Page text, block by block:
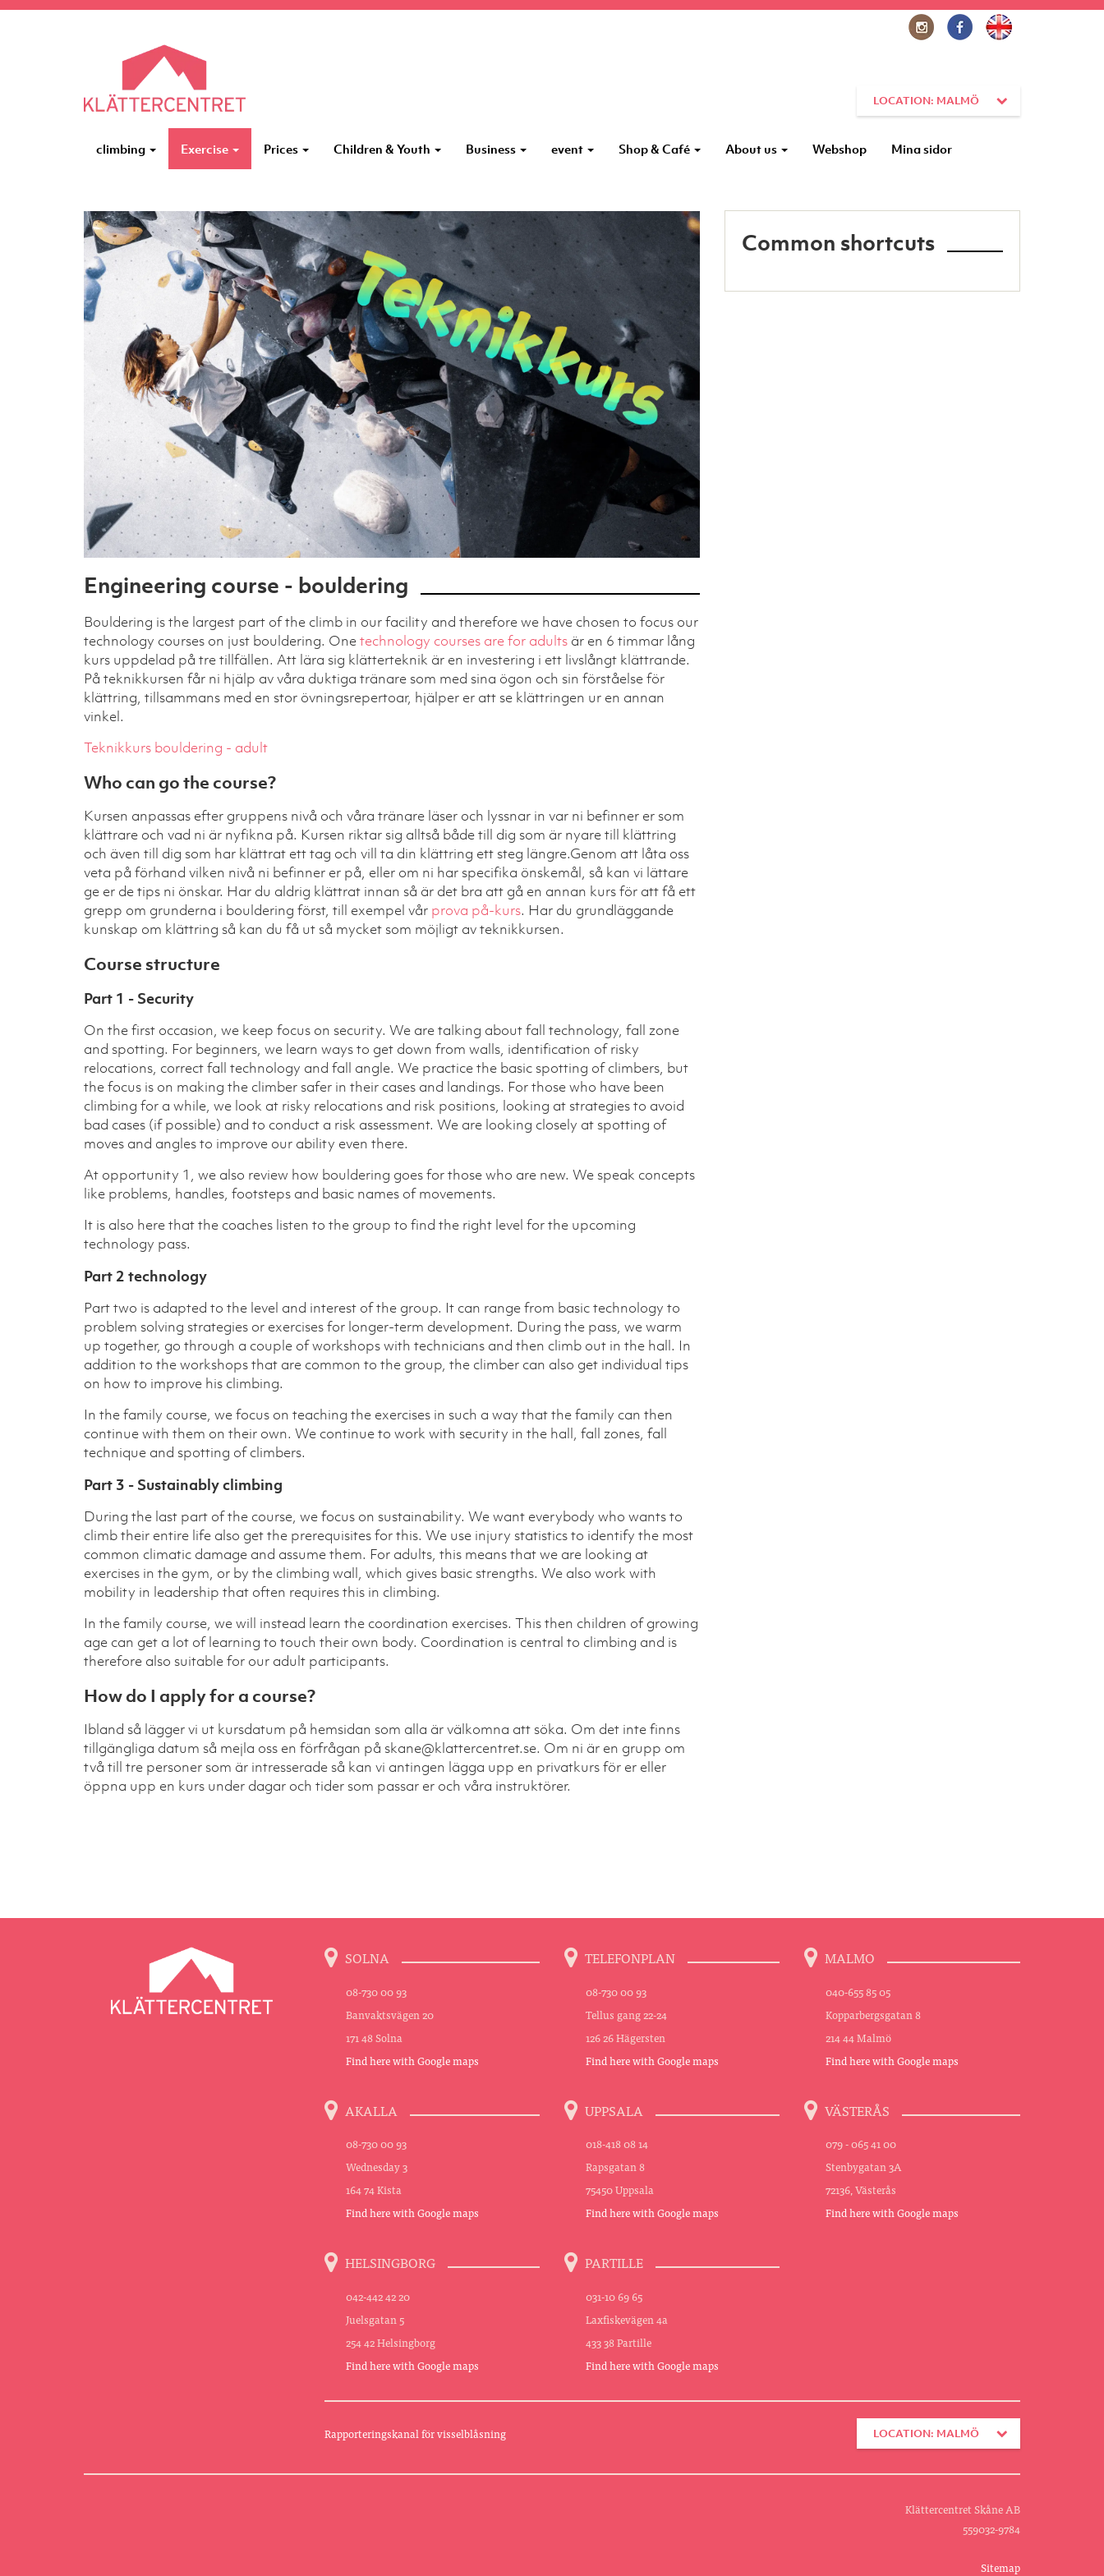
LOCATION: MALMÖ
climbing Exercise Prices Children & Youth Business event Shop & Café About us Webshop Mina sidor
Engineering course - bouldering
Bouldering is the largest part of the climb in our facility and therefore we have chosen to focus our
technology courses on just bouldering. Onetechnology courses are for adults är en 6 timmar lång
kurs uppdelad på tre tillfällen. Att lära sig klätterteknik är en investering i ett livslångt klättrande.
På teknikkursen får ni hjälp av våra duktiga tränare som med sina ögon och sin förståelse för
klättring, tillsammans med en stor övningsrepertoar, hjälper er att se klättringen ur en annan
vinkel.
Teknikkurs bouldering - adult
Who can go the course?
Kursen anpassas efter gruppens nivå och våra tränare läser och lyssnar in var ni befinner er som
klättrare och vad ni är nyfikna på. Kursen riktar sig alltså både till dig som är nyare till klättring
och även till dig som har klättrat ett tag och vill ta din klättring ett steg längre.Genom att låta oss
veta på förhand vilken nivå ni befinner er på, eller om ni har specifika önskemål, så kan vi lättare
ge er de tips ni önskar. Har du aldrig klättrat innan så är det bra att gå en annan kurs för att få ett
grepp om grunderna i bouldering först, till exempel vår prova på-kurs. Har du grundläggande
kunskap om klättring så kan du få ut så mycket som möjligt av teknikkursen.
Course structure
Part 1 - Security
On the first occasion, we keep focus on security. We are talking about fall technology, fall zone
and spotting. For beginners, we learn ways to get down from walls, identification of risky
relocations, correct fall technology and fall angle. We practice the basic spotting of climbers, but
the focus is on making the climber safer in their cases and landings. For those who have been
climbing for a while, we look at risky relocations and risk positions, looking at strategies to avoid
bad cases (if possible) and to conduct a risk assessment. We are looking closely at spotting of
moves and angles to improve our ability even there.
At opportunity 1, we also review how bouldering goes for those who are new. We speak concepts
like problems, handles, footsteps and basic names of movements.
It is also here that the coaches listen to the group to find the right level for the upcoming
technology pass.
Part 2 technology
Part two is adapted to the level and interest of the group. It can range from basic technology to
problem solving strategies or exercises for longer-term development. During the pass, we warm
up together, go through a couple of workshops with technicians and then climb out in the hall. In
addition to the workshops that are common to the group, the climber can also get individual tips
on how to improve his climbing.
In the family course, we focus on teaching the exercises in such a way that the family can then
continue with them on their own. We continue to work with security in the hall, fall zones, fall
technique and spotting of climbers.
Part 3 - Sustainably climbing
During the last part of the course, we focus on sustainability. We want everybody who wants to
climb their entire life also get the prerequisites for this. We use injury statistics to identify the most
common climatic damage and assume them. For adults, this means that we are looking at
exercises in the gym, or by the climbing wall, which gives basic strengths. We also work with
mobility in leadership that often requires this in climbing.
In the family course, we will instead learn the coordination exercises. This then children of growing
age can get a lot of learning to touch their own body. Coordination is central to climbing and is
therefore also suitable for our adult participants.
How do I apply for a course?
Ibland så lägger vi ut kursdatum på hemsidan som alla är välkomna att söka. Om det inte finns
tillgängliga datum så mejla oss en förfrågan på skane@klattercentret.se. Om ni är en grupp om
två till tre personer som är intresserade så kan vi antingen lägga upp en privatkurs för er eller
öppna upp en kurs under dagar och tider som passar er och våra instruktörer.
Common shortcuts
SOLNA
08-730 00 93
Banvaktsvägen 20
171 48 Solna
Find here with Google maps
TELEFONPLAN
08-730 00 93
Tellus gang 22-24
126 26 Hägersten
Find here with Google maps
MALMO
040-655 85 05
Kopparbergsgatan 8
214 44 Malmö
Find here with Google maps
AKALLA
08-730 00 93
Wednesday 3
164 74 Kista
Find here with Google maps
UPPSALA
018-418 08 14
Rapsgatan 8
75450 Uppsala
Find here with Google maps
VÄSTERÅS
079 - 065 41 00
Stenbygatan 3A
72136, Västerås
Find here with Google maps
HELSINGBORG
042-442 42 20
Juelsgatan 5
254 42 Helsingborg
Find here with Google maps
PARTILLE
031-10 69 65
Laxfiskevägen 4a
433 38 Partille
Find here with Google maps
Rapporteringskanal för visselblåsning LOCATION: MALMÖ
Klättercentret Skåne AB
559032-9784
Sitemap